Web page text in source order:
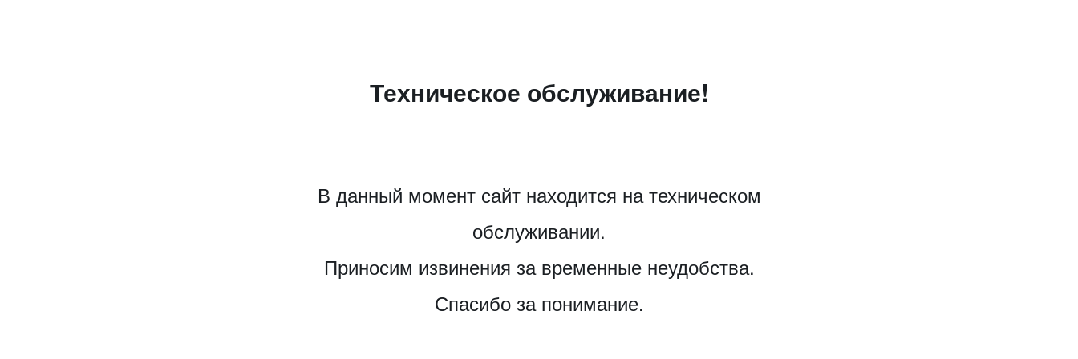
Техническое обслуживание!
В данный момент сайт находится на техническом
обслуживании.
Приносим извинения за временные неудобства.
Спасибо за понимание.